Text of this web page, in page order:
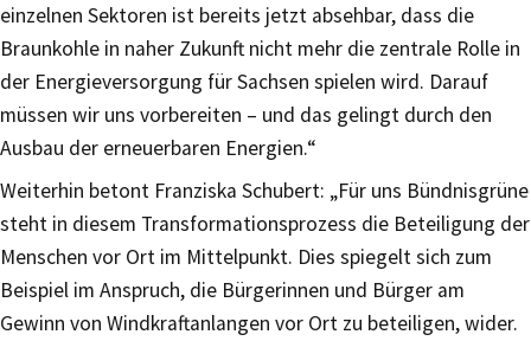
einzelnen Sektoren ist bereits jetzt absehbar, dass die
Braunkohle in naher Zukunft nicht mehr die zentrale Rolle in
der Energieversorgung für Sachsen spielen wird. Darauf
müssen wir uns vorbereiten – und das gelingt durch den
Ausbau der erneuerbaren Energien.“
Weiterhin betont Franziska Schubert: „Für uns Bündnisgrüne
steht in diesem Transformationsprozess die Beteiligung der
Menschen vor Ort im Mittelpunkt. Dies spiegelt sich zum
Beispiel im Anspruch, die Bürgerinnen und Bürger am
Gewinn von Windkraftanlangen vor Ort zu beteiligen, wider.